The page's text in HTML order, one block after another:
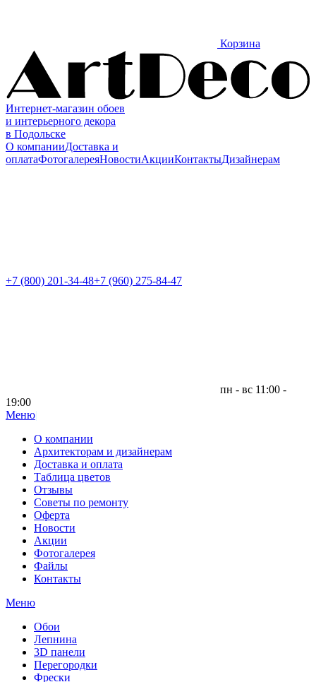
Корзина
Интернет-магазин обоев
и интерьерного декора
в Подольске
О компанииДоставка и
оплатаФотогалереяНовостиАкцииКонтактыДизайнерам
+7 (800) 201-34-48+7 (960) 275-84-47
пн - вс 11:00 -
19:00
Меню|
О компании
Архитекторам и дизайнерам
Доставка и оплата
Таблица цветов
Отзывы
Советы по ремонту
Оферта
Новости
Акции
Фотогалерея
Файлы
Контакты
Меню
Обои
Лепнина
3D панели
Перегородки
Фрески